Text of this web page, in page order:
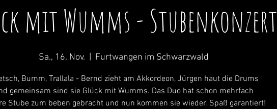
mit Wumms - Stubenkonzert
Sa., 16. Nov. Furtwangen im Schwarzwald
Bumm, Trallala - Bernd zieht am Akkordeon, Jürgen haut die Drums
gemeinsam sind sie Glück mit Wumms. Das Duo hat schon mehrfach
Stube zum beben gebracht und nun kommen sie wieder. Spaß garantiert!